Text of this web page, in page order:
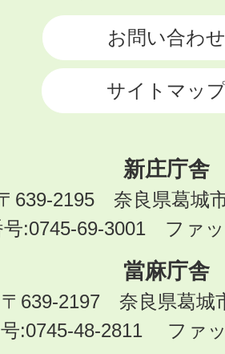
お問い合わせ
サイトマッ
新庄庁舎
639-2195 奈良県葛城
号:0745-69-3001 ファ
當麻庁舎
〒639-2197 奈良県葛城
:0745-48-2811 ファ